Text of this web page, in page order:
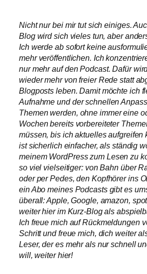
Nicht nur bei mir tut sich einiges.
Blog wird sich vieles tun, aber
Ich werde ab sofort keine
mehr veröffentlichen. Ich
nur mehr auf den Podcast. Dafür
wieder mehr von freier Rede statt
Blogposts leben. Damit möchte ich
Aufnahme und der schnellen
Themen werden, ohne immer eine
Wochen bereits vorbereiteter
müssen, bis ich aktuelles aufgreifen
ist sicherlich einfacher, als ständig
meinem WordPress zum Lesen zu
so viel vielseitiger: von Bahn über
oder per Pedes, den Kopfhörer ins
ein Abo meines Podcasts gibt es
überall: Apple, Google, amazon,
weiter hier im Kurz-Blog als
Ich freue mich auf Rückmeldungen
Schritt und freue mich, dich weiter
Leser, der es mehr als nur schnell
will, weiter hier!